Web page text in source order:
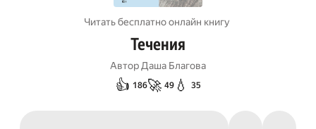
Читать бесплатно онлайн книгу
Течения
Автор Даша Благова
👍 186🚀 49💧 35